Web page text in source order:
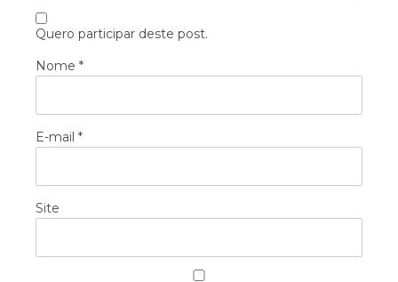
Quero participar deste post.
Nome *
E-mail *
Site